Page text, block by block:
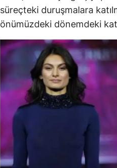
süreçteki duruşmalara
önümüzdeki dönemdeki